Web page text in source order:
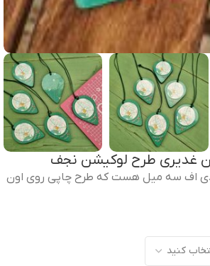
کنید
غدیری طرح لوکیشن نجف
اف سه میل هست که طرح چاپی روی اون